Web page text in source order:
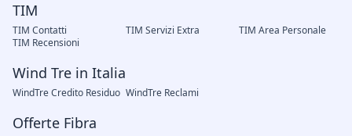
TIM
TIM Contatti TIM Servizi Extra
TIM Area Personale
TIM Recensioni
Wind Tre in Italia
WindTre Credito Residuo WindTre Reclami
Offerte Fibra